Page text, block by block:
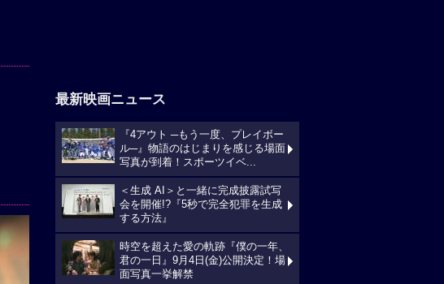
最新映画ニュース
『4アウト ─もう一度、プレイボー
ル─』物語のはじまりを感じる場面
写真が到着！スポーツイベ...
＜生成 AI＞と一緒に完成披露試写
会を開催!?『5秒で完全犯罪を生成
する方法』
時空を超えた愛の軌跡『僕の一年、
君の一日』9月4日(金)公開決定！場
面写真一挙解禁